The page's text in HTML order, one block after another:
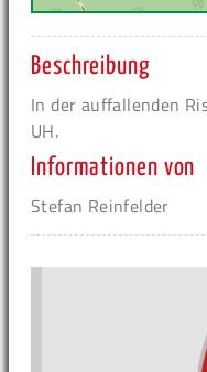
Beschreibung
In der auffallenden
UH.
Informationen von
Stefan Reinfelder